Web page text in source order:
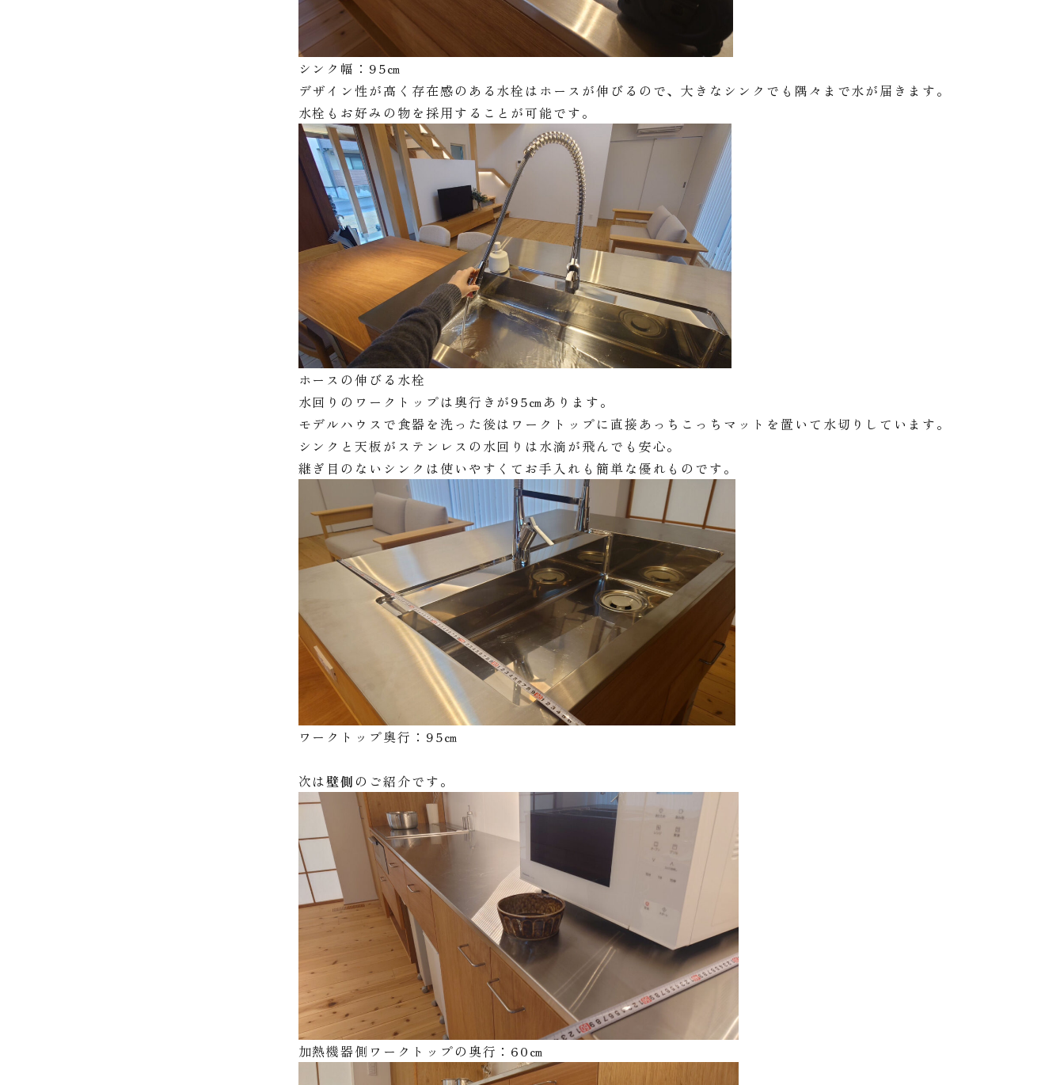
シンク幅：95㎝
デザイン性が高く存在感のある水栓はホースが伸びるので、大きなシンクでも隅々まで水が届きます。
水栓もお好みの物を採用することが可能です。
ホースの伸びる水栓
水回りのワークトップは奥行きが95㎝あります。
モデルハウスで食器を洗った後はワークトップに直接あっちこっちマットを置いて水切りしています。
シンクと天板がステンレスの水回りは水滴が飛んでも安心。
継ぎ目のないシンクは使いやすくてお手入れも簡単な優れものです。
ワークトップ奥行：95㎝
次は壁側 のご紹介です。
加熱機器側ワークトップの奥行：60㎝